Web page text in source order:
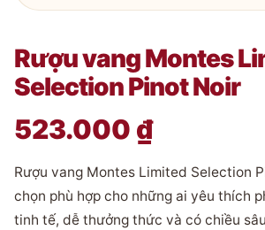
Rượu vang Montes
Selection Pinot Noir
523.000 ₫
Rượu vang Montes Limited Selection
chọn phù hợp cho những ai yêu thích
tinh tế, dễ thưởng thức và có chiều